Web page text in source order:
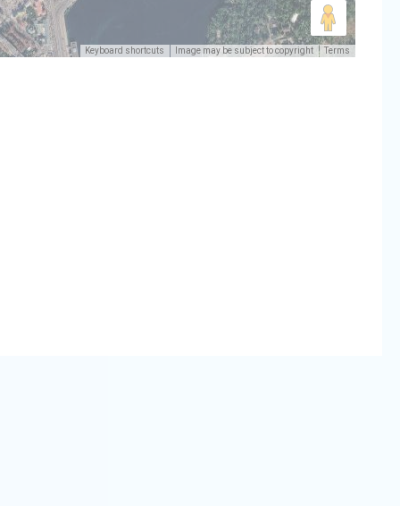
Keyboard shortcuts Image may be subject to copyright Terms